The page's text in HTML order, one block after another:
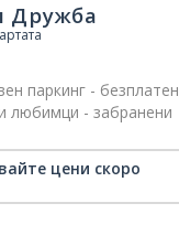
Дружба
паркинг - безплатен
любимци - забранени
бар в обекта
цени скоро